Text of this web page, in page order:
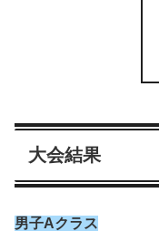
大会結果
男子Aクラス